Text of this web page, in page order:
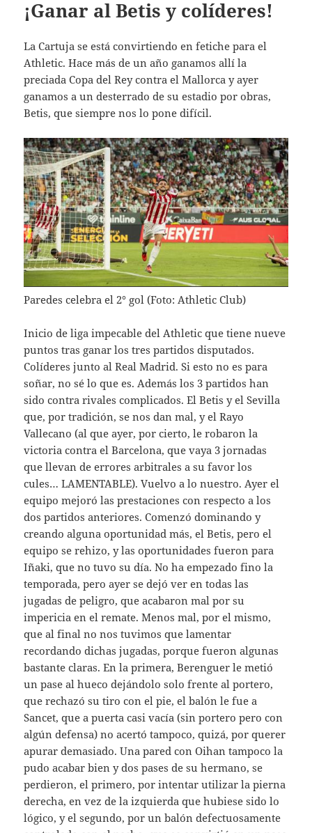
¡Ganar al Betis y colíderes!
La Cartuja se está convirtiendo en fetiche para el
Athletic. Hace más de un año ganamos allí la
preciada Copa del Rey contra el Mallorca y ayer
ganamos a un desterrado de su estadio por obras,
Betis, que siempre nos lo pone difícil.
Paredes celebra el 2° gol (Foto: Athletic Club)
Inicio de liga impecable del Athletic que tiene nueve
puntos tras ganar los tres partidos disputados.
Colíderes junto al Real Madrid. Si esto no es para
soñar, no sé lo que es. Además los 3 partidos han
sido contra rivales complicados. El Betis y el Sevilla
que, por tradición, se nos dan mal, y el Rayo
Vallecano (al que ayer, por cierto, le robaron la
victoria contra el Barcelona, que vaya 3 jornadas
que llevan de errores arbitrales a su favor los
cules… LAMENTABLE). Vuelvo a lo nuestro. Ayer el
equipo mejoró las prestaciones con respecto a los
dos partidos anteriores. Comenzó dominando y
creando alguna oportunidad más, el Betis, pero el
equipo se rehizo, y las oportunidades fueron para
Iñaki, que no tuvo su día. No ha empezado fino la
temporada, pero ayer se dejó ver en todas las
jugadas de peligro, que acabaron mal por su
impericia en el remate. Menos mal, por el mismo,
que al final no nos tuvimos que lamentar
recordando dichas jugadas, porque fueron algunas
bastante claras. En la primera, Berenguer le metió
un pase al hueco dejándolo solo frente al portero,
que rechazó su tiro con el pie, el balón le fue a
Sancet, que a puerta casi vacía (sin portero pero con
algún defensa) no acertó tampoco, quizá, por querer
apurar demasiado. Una pared con Oihan tampoco la
pudo acabar bien y dos pases de su hermano, se
perdieron, el primero, por intentar utilizar la pierna
derecha, en vez de la izquierda que hubiese sido lo
lógico, y el segundo, por un balón defectuosamente